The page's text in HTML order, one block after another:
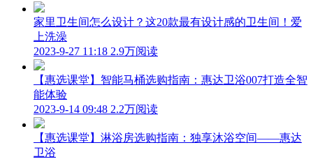
家里卫生间怎么设计？这20款最有设计感的卫生间！爱
上洗澡
2023-9-27 11:18 2.9万阅读
【惠选课堂】智能马桶选购指南：惠达卫浴007打造全智
能体验
2023-9-14 09:48 2.2万阅读
【惠选课堂】淋浴房选购指南：独享沐浴空间——惠达
卫浴